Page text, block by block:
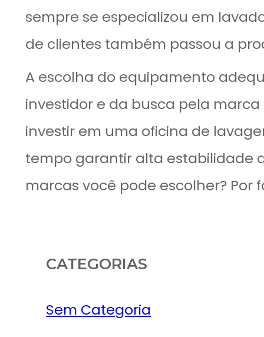
sempre se especializou em
de clientes também passou a
A escolha do equipamento
investidor e da busca pela
investir em uma oficina de
tempo garantir alta estabilidade
marcas você pode escolher? Por
CATEGORIAS
Sem Categoria